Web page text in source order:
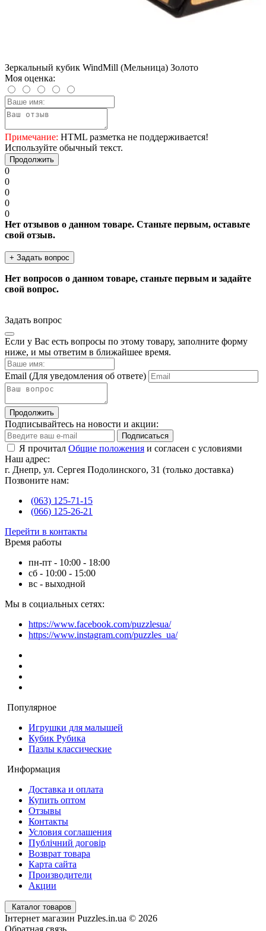
Зеркальный кубик WindMill (Мельница) Золото
Моя оценка:
Примечание: HTML разметка не поддерживается!
Используйте обычный текст.
Продолжить
0
0
0
0
0
Нет отзывов о данном товаре. Станьте первым, оставьте
свой отзыв.
+ Задать вопрос
Нет вопросов о данном товаре, станьте первым и задайте
свой вопрос.
Задать вопрос
Если у Вас есть вопросы по этому товару, заполните форму
ниже, и мы ответим в ближайшее время.
Email (Для уведомления об ответе)
Продолжить
Подписывайтесь на новости и акции:
Подписаться
Я прочитал Общие положения и согласен с условиями
Наш адрес:
г. Днепр, ул. Сергея Подолинского, 31 (только доставка)
Позвоните нам:
(063) 125-71-15
(066) 125-26-21
Перейти в контакты
Время работы
пн-пт - 10:00 - 18:00
сб - 10:00 - 15:00
вс - выходной
Мы в социальных сетях:
https://www.facebook.com/puzzlesua/
https://www.instagram.com/puzzles_ua/
Популярное
Игрушки для малышей
Кубик Рубика
Пазлы классические
Информация
Доставка и оплата
Купить оптом
Отзывы
Контакты
Условия соглашения
Публічний договір
Возврат товара
Карта сайта
Производители
Акции
Каталог товаров
Інтернет магазин Puzzles.in.ua © 2026
Обратная связь